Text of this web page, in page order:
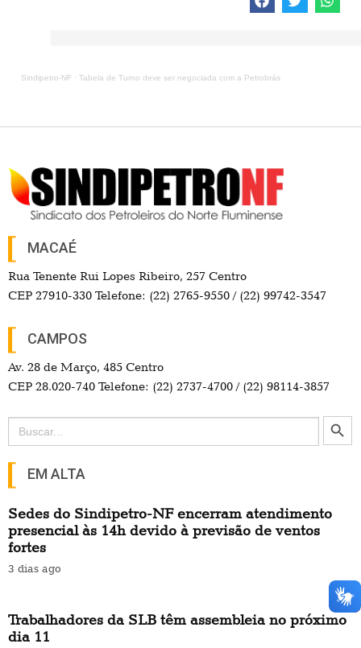
Sindipetro-NF · Tabela de Turno deve ser negociada com a Petrobrás
MACAÉ
Rua Tenente Rui Lopes Ribeiro, 257 Centro
CEP 27910-330 Telefone: (22) 2765-9550 / (22) 99742-3547
CAMPOS
Av. 28 de Março, 485 Centro
CEP 28.020-740 Telefone: (22) 2737-4700 / (22) 98114-3857
Search
for:
Search Button
EM ALTA
Sedes do Sindipetro-NF encerram atendimento
presencial às 14h devido à previsão de ventos
fortes
3 dias ago
Trabalhadores da SLB têm assembleia no próximo
dia 11